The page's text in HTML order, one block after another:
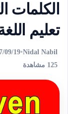
تعليم
Nidal Nabil
•
09/19
125 مشاهدة